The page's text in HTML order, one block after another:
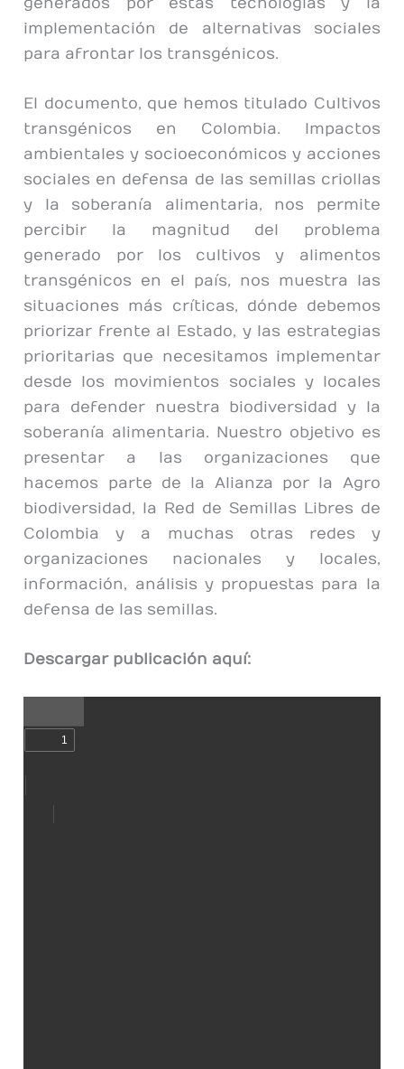
implementación de alternativas sociales
para afrontar los transgénicos.
El documento, que hemos titulado Cultivos
transgénicos en Colombia. Impactos
ambientales y socioeconómicos y acciones
sociales en defensa de las semillas criollas
y la soberanía alimentaria, nos permite
percibir la magnitud del problema
generado por los cultivos y alimentos
transgénicos en el país, nos muestra las
situaciones más críticas, dónde debemos
priorizar frente al Estado, y las estrategias
prioritarias que necesitamos implementar
desde los movimientos sociales y locales
para defender nuestra biodiversidad y la
soberanía alimentaria. Nuestro objetivo es
presentar a las organizaciones que
hacemos parte de la Alianza por la Agro
biodiversidad, la Red de Semillas Libres de
Colombia y a muchas otras redes y
organizaciones nacionales y locales,
información, análisis y propuestas para la
defensa de las semillas.
Descargar publicación aquí: